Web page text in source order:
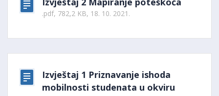
.pdf, 782,2 KB, 18. 10. 2021.
Izvještaj 1 Priznavanje ishoda
mobilnosti studenata u okviru